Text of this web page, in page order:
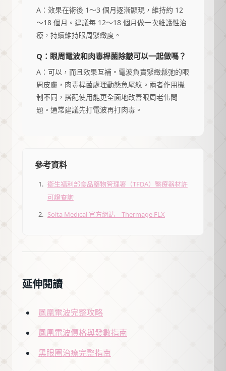
A：效果在術後 1～3 個月逐漸顯現，維持約 12
～18 個月。建議每 12～18 個月做一次維護性治
療，持續維持眼周緊緻度。
Q：眼周電波和肉毒桿菌除皺可以一起做嗎？
A：可以，而且效果互補。電波負責緊緻鬆弛的眼
周皮膚，肉毒桿菌處理動態魚尾紋。兩者作用機
制不同，搭配使用能更全面地改善眼周老化問
題。通常建議先打電波再打肉毒。
參考資料
衛生福利部食品藥物管理署（TFDA）醫療器材許
可證查詢
Solta Medical 官方網站 – Thermage FLX
延伸閱讀
鳳凰電波完整攻略
鳳凰電波價格與發數指南
黑眼圈治療完整指南